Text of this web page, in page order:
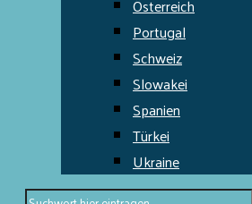
Österreich
Portugal
Schweiz
Slowakei
Spanien
Türkei
Ukraine